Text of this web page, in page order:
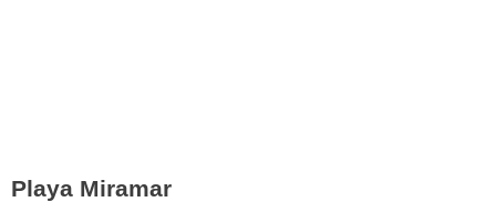
Playa Miramar